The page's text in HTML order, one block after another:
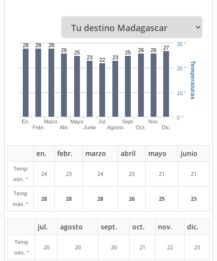
Temperaturas
28 28
28
26
25
23
22 23
25 26 26 27
En.
Febr.
Mazo.
Abr.
Mayo
Junio
Jul.
Agosto
Sept.
Oct.
Nov.
Dic.
0 °
10 °
20 °
30 °
en. febr. marzo abril mayo junio
Temp
mín. °
24 23 24 23 21 21
Temp
máx. °
28 28 28 26 25 23
jul. agosto sept. oct. nov. dic.
Temp
mín. °
20 20 20 21 22 23